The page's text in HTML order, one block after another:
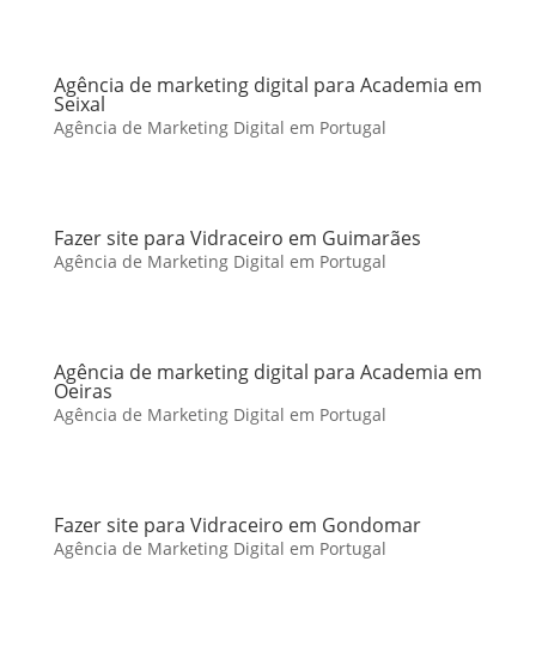
Agência de marketing digital para Academia em
Seixal
Agência de Marketing Digital em Portugal
Fazer site para Vidraceiro em Guimarães
Agência de Marketing Digital em Portugal
Agência de marketing digital para Academia em
Oeiras
Agência de Marketing Digital em Portugal
Fazer site para Vidraceiro em Gondomar
Agência de Marketing Digital em Portugal